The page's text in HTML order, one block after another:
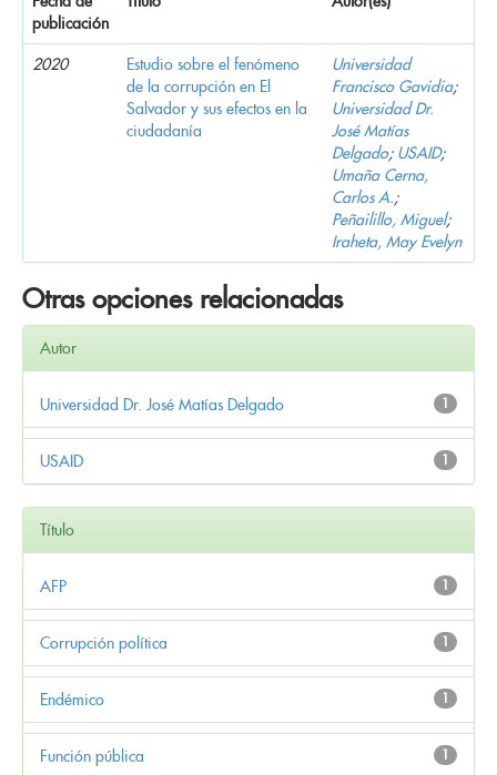
publicación
2020
Estudio sobre el fenómeno
de la corrupción en El
Salvador y sus efectos en la
ciudadanía
Universidad
Francisco Gavidia;
Universidad Dr.
José Matías
Delgado; USAID;
Umaña Cerna,
Carlos A.;
Peñailillo, Miguel;
Iraheta, May Evelyn
Otras opciones relacionadas
Autor
1
Universidad Dr. José Matías Delgado
1
USAID
Título
1
AFP
1
Corrupción política
1
Endémico
1
Función pública